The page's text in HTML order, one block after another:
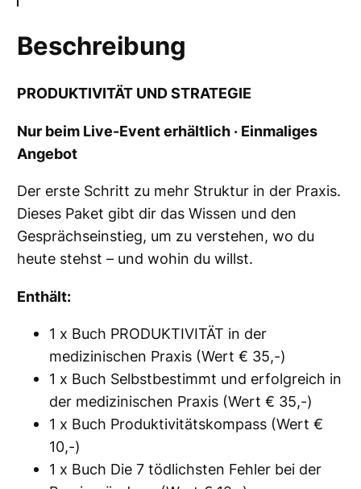
m
e
e
M
e
n
g
e
Beschreibung
PRODUKTIVITÄT UND STRATEGIE
Nur beim Live-Event erhältlich · Einmaliges
Angebot
Der erste Schritt zu mehr Struktur in der Praxis.
Dieses Paket gibt dir das Wissen und den
Gesprächseinstieg, um zu verstehen, wo du
heute stehst – und wohin du willst.
Enthält:
1 x Buch PRODUKTIVITÄT in der
medizinischen Praxis (Wert € 35,-)
1 x Buch Selbstbestimmt und erfolgreich in
der medizinischen Praxis (Wert € 35,-)
1 x Buch Produktivitätskompass (Wert €
10,-)
1 x Buch Die 7 tödlichsten Fehler bei der